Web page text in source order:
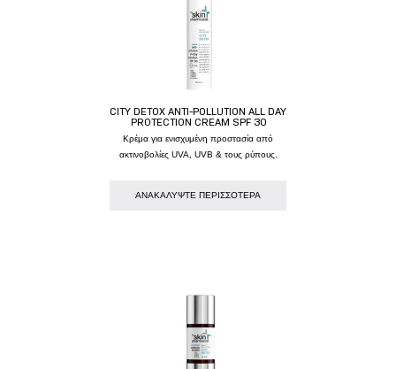
CITY DETOX ANTI-POLLUTION ALL DAY
PROTECTION CREAM SPF 30
Κρέμα για ενισχυμένη προστασία από
ακτινοβολίες UVA, UVB & τους ρύπους.
AΝΑΚΑΛΥΨΤΕ ΠΕΡΙΣΣΟΤΕΡΑ